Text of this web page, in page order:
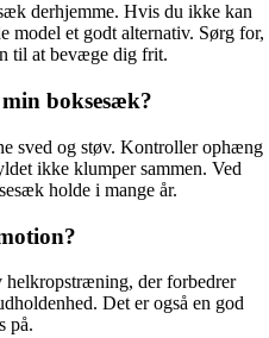
derhjemme. Hvis du ikke kan
model et godt alternativ. Sørg for,
til at bevæge dig frit.
boksesæk?
sved og støv. Kontroller ophæng
ikke klumper sammen. Ved
holde i mange år.
der forbedrer
Det er også en god
på.